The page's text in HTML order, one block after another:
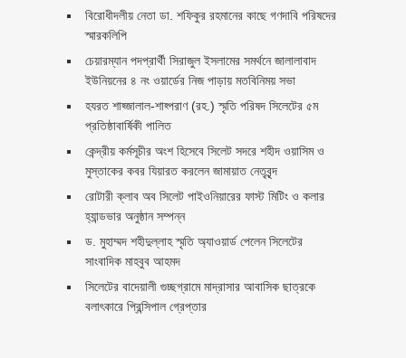
বিরোধীদলীয় নেতা ডা. শফিকুর রহমানের কাছে গণদাবি পরিষদের
স্মারকলিপি ‎
চেয়ারম্যান পদপ্রার্থী সিরাজুল ইসলামের সমর্থনে জালালাবাদ
ইউনিয়নের ৪ নং ওয়ার্ডের নিজ পাড়ায় মতবিনিময় সভা
হযরত শাহ্জালাল-শাহ্পরাণ (রহ.) স্মৃতি পরিষদ সিলেটের ৫ম
প্রতিষ্ঠাবার্ষিকী পালিত ‎​
কেন্দ্রীয় কর্মসূচীর অংশ হিসেবে সিলেট সদরে শহীদ ওয়াসিম ও
মুস্তাকের কবর যিয়ারত করলেন জামায়াত নেতৃবৃন্দ ‎
রোটারী ক্লাব অব সিলেট পাইওনিয়ারের ফাস্ট মিটিং ও কলার
হ্যান্ডভার অনুষ্ঠান সম্পন্ন
ড. মুহাম্মদ শহীদুল্লাহ স্মৃতি অ্যাওয়ার্ড পেলেন সিলেটের
সাংবাদিক মাহবুব আহমদ
সিলেটের বাদেয়ালী গুচ্ছগ্রামে মাদ্রাসার আবাসিক ছাত্রকে
বলাৎকারে প্রিন্সিপাল গ্রেপ্তার ‎